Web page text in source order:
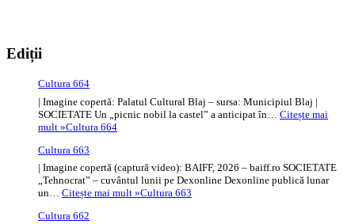
Ediții
Cultura 664
| Imagine copertă: Palatul Cultural Blaj – sursa: Municipiul Blaj |
SOCIETATE Un „picnic nobil la castel” a anticipat în… Citește mai
mult »Cultura 664
Cultura 663
| Imagine copertă (captură video): BAIFF, 2026 – baiff.ro SOCIETATE
„Tehnocrat” – cuvântul lunii pe Dexonline Dexonline publică lunar
un… Citește mai mult »Cultura 663
Cultura 662